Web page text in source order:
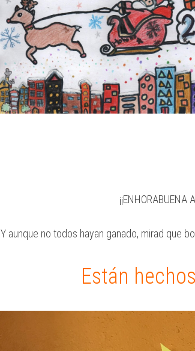
¡¡ENHORABUENA
Y aunque no todos hayan ganado, mirad que
Están